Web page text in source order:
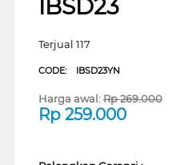
IBSD23
Terjual 117
CODE: IBSD23YN
Harga awal:Rp269.000
Rp 259.000